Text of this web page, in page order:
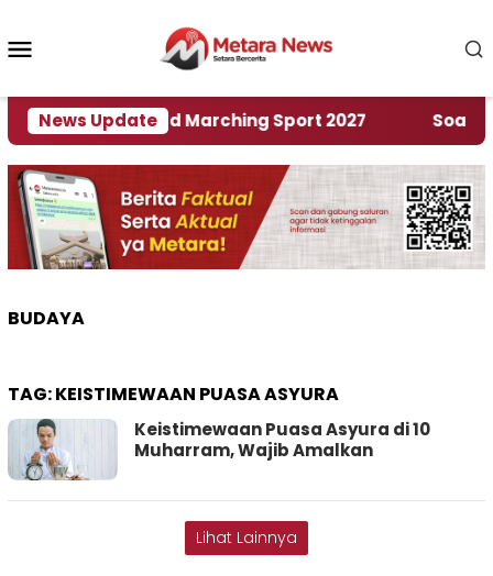
konten
News Update
Rumah World Marching Sport 2027 ‎Soal
BUDAYA
TAG:KEISTIMEWAAN PUASA ASYURA
Keistimewaan Puasa Asyura di 10
Muharram, Wajib Amalkan
Lihat Lainnya